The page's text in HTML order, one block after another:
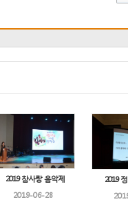
2019 참사랑 음악제
2019-06-28
2019